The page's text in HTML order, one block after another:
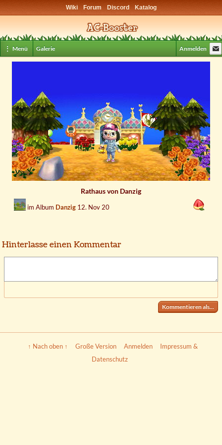
Wiki Forum Discord Katalog
⋮ Menü Galerie Anmelden
Rathaus von Danzig
im Album Danzig 12. Nov 20
Hinterlasse einen Kommentar
Kommentieren als...
↑ Nach oben ↑ Große Version Anmelden
Impressum &
Datenschutz